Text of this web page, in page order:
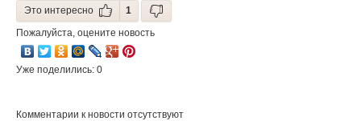
Это интересно
1
Пожалуйста, оцените новость
Уже поделились: 0
Комментарии к новости отсутствуют